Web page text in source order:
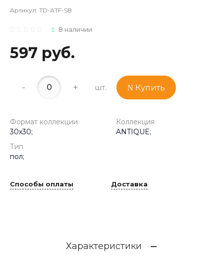
Артикул: TD-ATF-SB
В наличии
597 руб.
- + шт. Купить
Формат коллекции
30x30;
Коллекция
ANTIQUE;
Тип
пол;
Способы оплаты Доставка
Характеристики